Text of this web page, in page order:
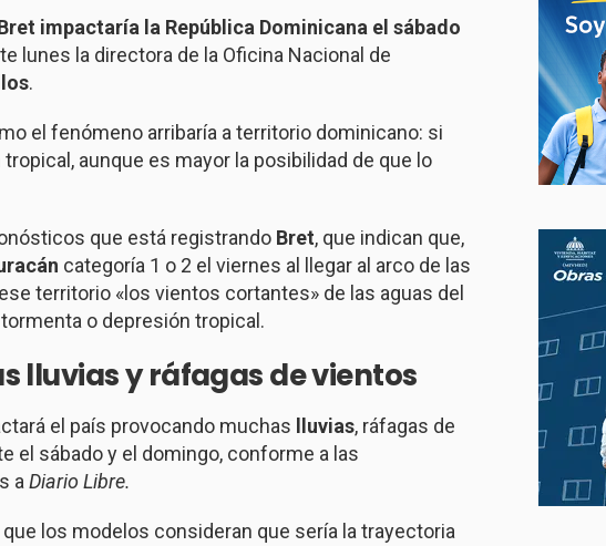
impactaría la República Dominicana el sábado
lunes la directora de la Oficina Nacional de
.
el fenómeno arribaría a territorio dominicano: si
aunque es mayor la posibilidad de que lo
que está registrando Bret, que indican que,
categoría 1 o 2 el viernes al llegar al arco de las
territorio «los vientos cortantes» de las aguas del
o depresión tropical.
lluviasy ráfagas de vientos
el país provocando muchas lluvias, ráfagas de
el sábado y el domingo, conforme a las
aDiario Libre.
los modelos consideran que sería la trayectoria